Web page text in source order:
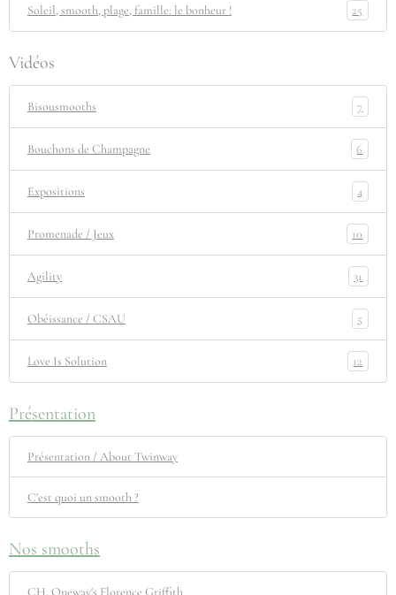
Soleil, smooth, plage, famille: le bonheur ! 25
Vidéos
Bisousmooths 7
Bouchons de Champagne 6
Expositions 4
Promenade / Jeux 10
Agility 31
Obéissance / CSAU 5
Love Is Solution 12
Présentation
Présentation / About Twinway
C'est quoi un smooth ?
Nos smooths
CH. Oneway's Florence Griffith